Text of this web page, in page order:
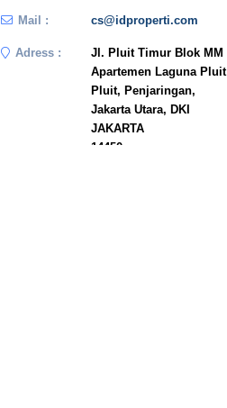
Mail : cs@idproperti.com
Adress :
Jl. Pluit Timur Blok MM
Apartemen Laguna Pluit
Pluit, Penjaringan,
Jakarta Utara, DKI
JAKARTA
14450